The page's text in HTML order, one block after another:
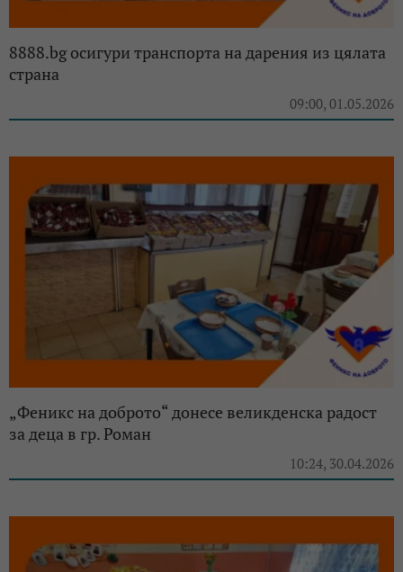
8888.bg осигури транспорта на дарения из цялата
страна
09:00, 01.05.2026
„Феникс на доброто“ донесе великденска радост
за деца в гр. Роман
10:24, 30.04.2026